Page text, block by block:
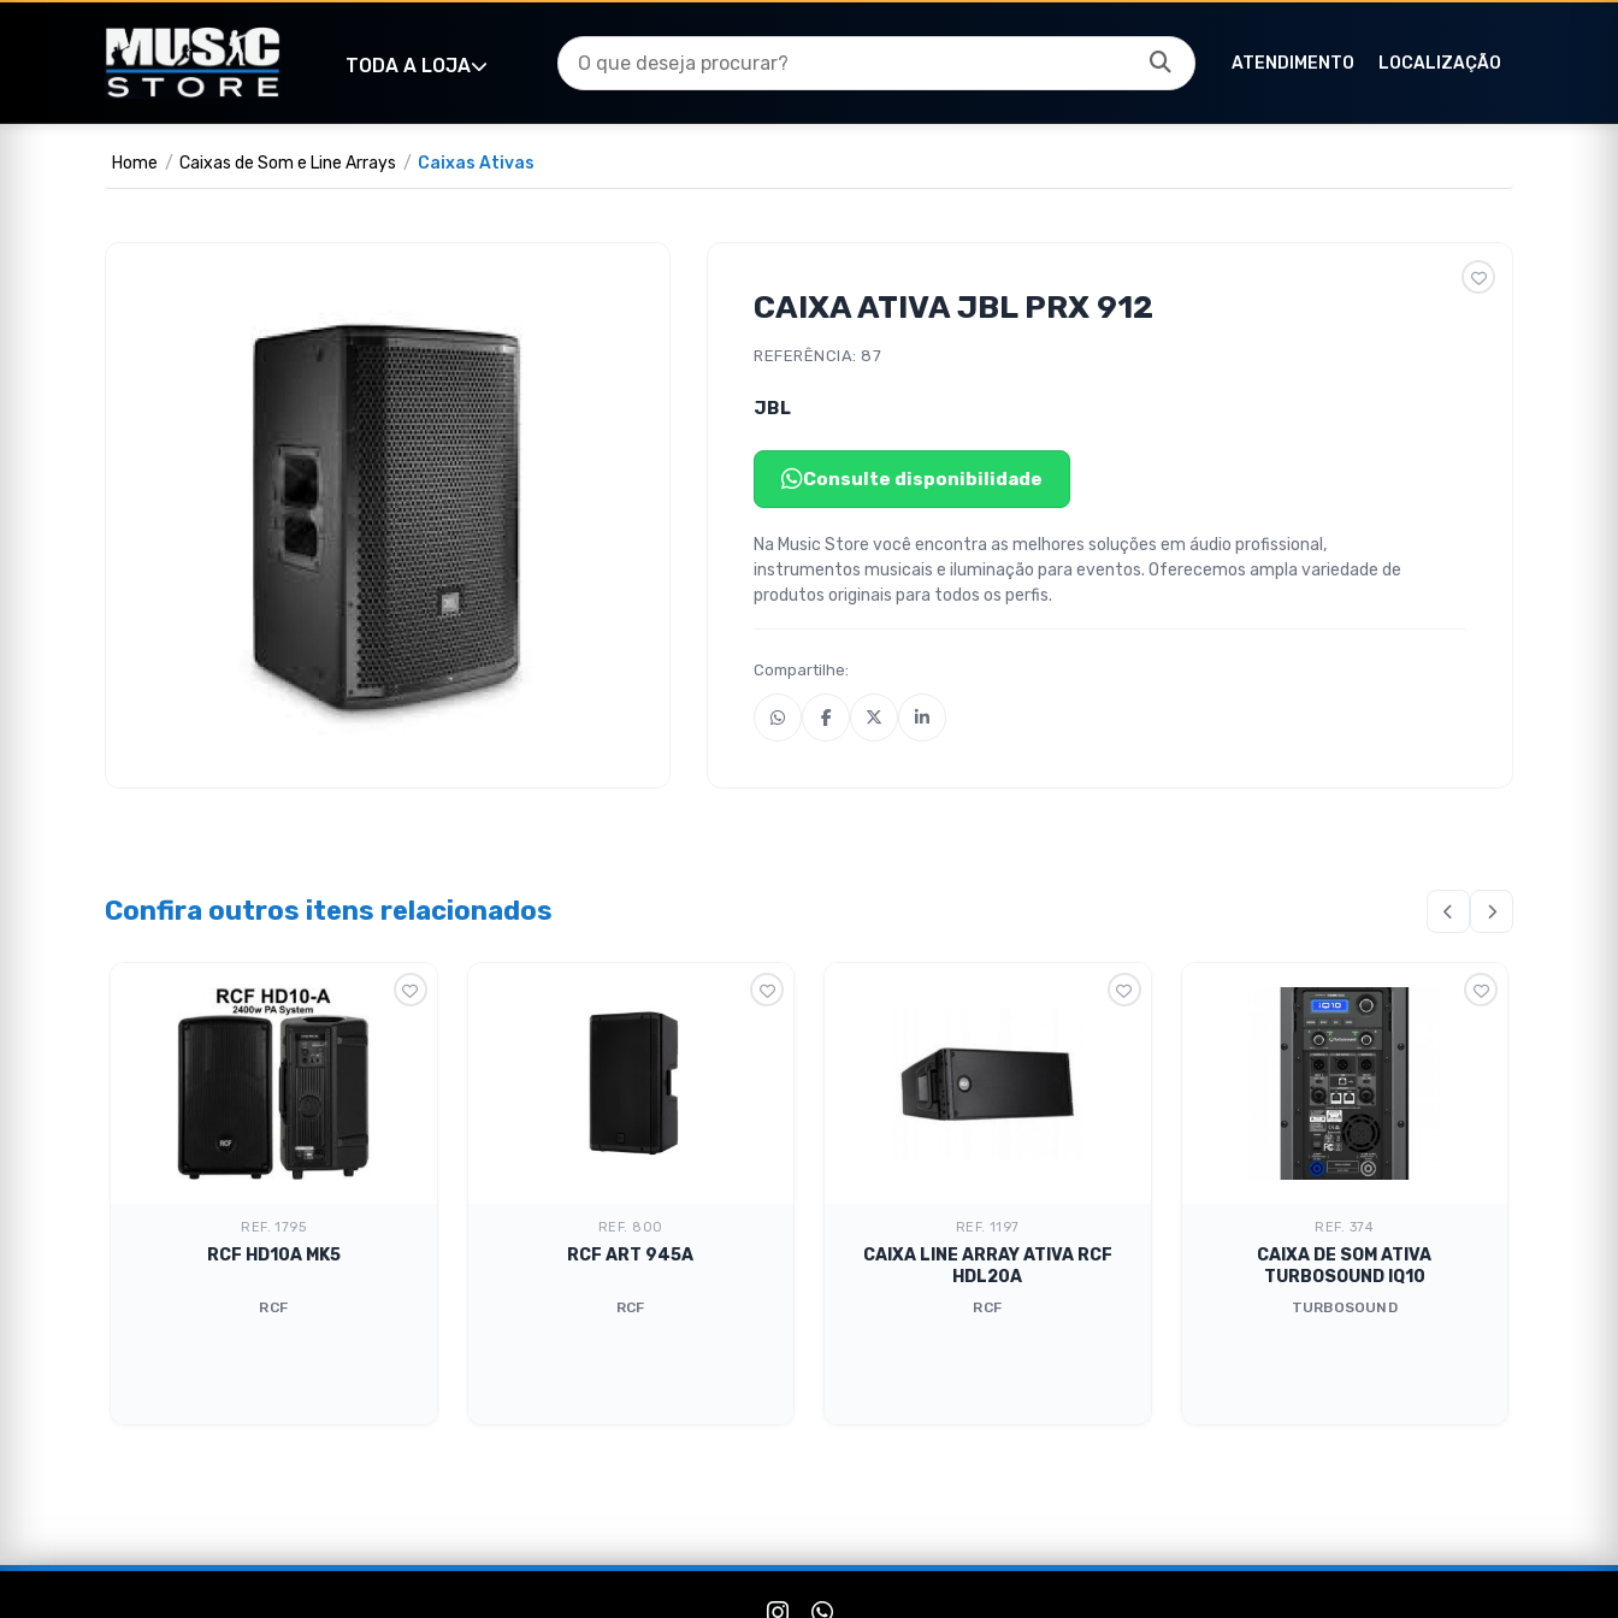
TODA A LOJA ATENDIMENTO LOCALIZAÇÃO
Home Caixas de Som e Line Arrays Caixas Ativas
CAIXA ATIVA JBL PRX 912
REFERÊNCIA: 87
JBL
Consulte disponibilidade
Na Music Store você encontra as melhores soluções em áudio profissional,
instrumentos musicais e iluminação para eventos. Oferecemos ampla variedade de
produtos originais para todos os perfis.
Compartilhe:
Confira outros itens relacionados
REF. 1795
RCF HD10A MK5
RCF
REF. 800
RCF ART 945A
RCF
REF. 1197
CAIXA LINE ARRAY ATIVA RCF
HDL20A
RCF
REF. 374
CAIXA DE SOM ATIVA
TURBOSOUND IQ10
TURBOSOUND